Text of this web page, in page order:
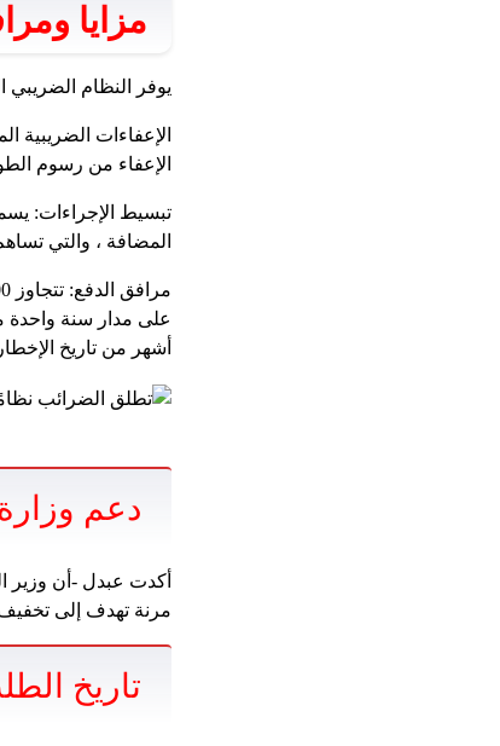
مزايا
يوفر النظام
الإعفاءات الضريبية
الإعفاء من رسوم
تبسيط الإجراءات:
المضافة ، والتي
على مدار سنة واحدة
أشهر من تاريخ
دعم وزارة
أكدت عبدل -أن وزير
مرنة تهدف إلى تخفيف
تاريخ